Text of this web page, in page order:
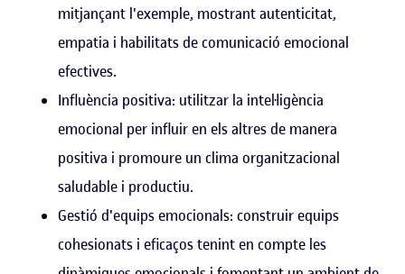
mitjançant l'exemple, mostrant autenticitat,
empatia i habilitats de comunicació emocional
efectives.
Influència positiva: utilitzar la intel·ligència
emocional per influir en els altres de manera
positiva i promoure un clima organitzacional
saludable i productiu.
Gestió d'equips emocionals: construir equips
cohesionats i eficaços tenint en compte les